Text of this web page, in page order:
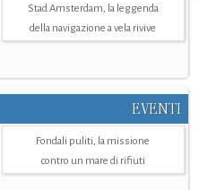
Stad Amsterdam, la leggenda
della navigazione a vela rivive
EVENTI
Fondali puliti, la missione
contro un mare di rifiuti